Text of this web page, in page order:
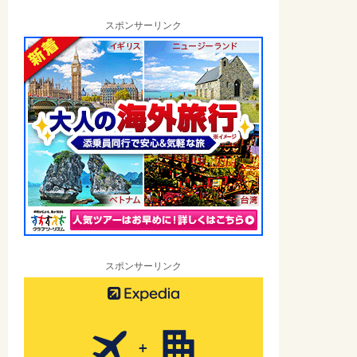
スポンサーリンク
スポンサーリンク